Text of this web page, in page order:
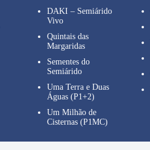
DAKI – Semiárido
Vivo
Quintais das
Margaridas
Sementes do
Semiárido
Uma Terra e Duas
Águas (P1+2)
Um Milhão de
Cisternas (P1MC)